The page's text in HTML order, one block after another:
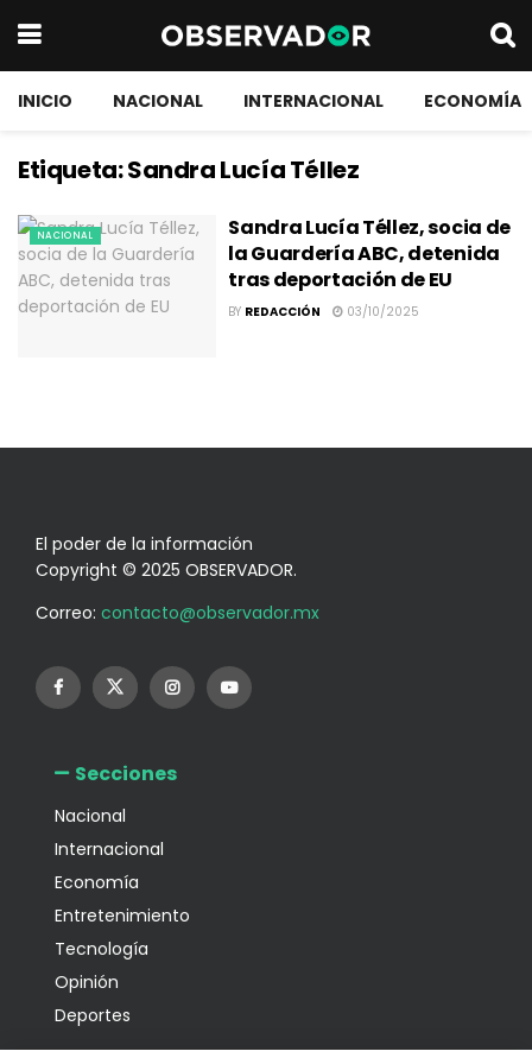
INICIO NACIONAL INTERNACIONAL ECONOMÍA
Etiqueta:Sandra Lucía Téllez
NACIONAL
Sandra Lucía Téllez, socia de
la Guardería ABC, detenida
tras deportación de EU
BY REDACCIÓN 03/10/2025
El poder de la información
Copyright © 2025 OBSERVADOR.
Correo: contacto@observador.mx
Secciones
Nacional
Internacional
Economía
Entretenimiento
Tecnología
Opinión
Deportes